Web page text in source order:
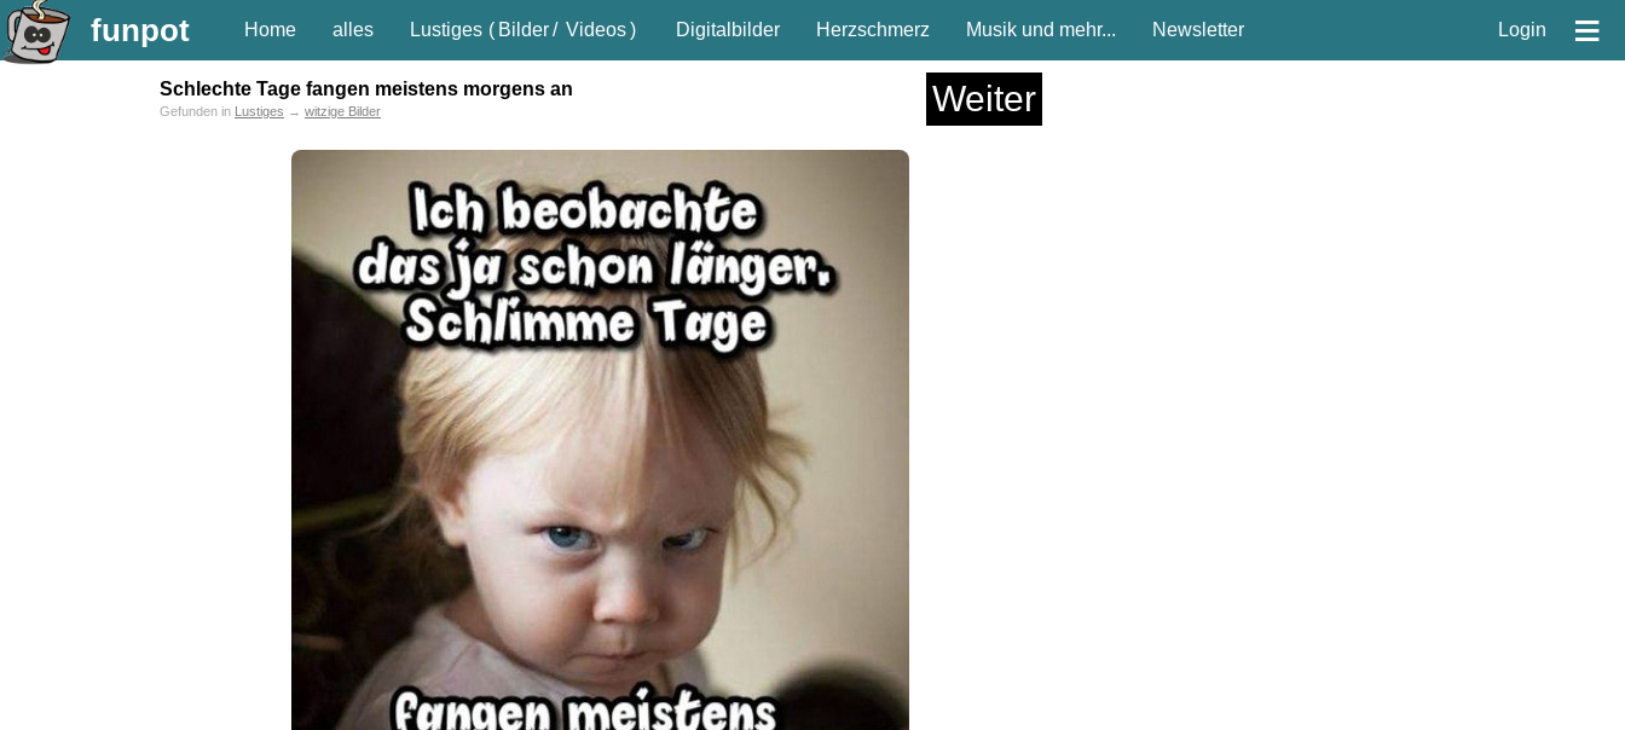
funpot Home alles Lustiges ( Bilder/ Videos) Digitalbilder Herzschmerz Musik und mehr... Newsletter Login ≡
Schlechte Tage fangen meistens morgens an Weiter
Gefunden in Lustiges → witzige Bilder